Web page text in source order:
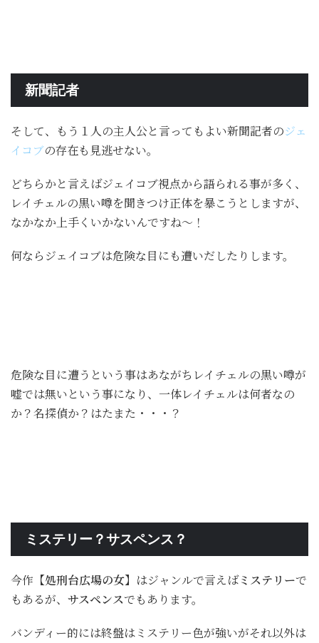
新聞記者
そして、もう１人の主人公と言ってもよい新聞記者のジェ
イコブの存在も見逃せない。
どちらかと言えばジェイコブ視点から語られる事が多く、
レイチェルの黒い噂を聞きつけ正体を暴こうとしますが、
なかなか上手くいかないんですね〜！
何ならジェイコブは危険な目にも遭いだしたりします。
危険な目に遭うという事はあながちレイチェルの黒い噂が
嘘では無いという事になり、一体レイチェルは何者なの
か？名探偵か？はたまた・・・？
ミステリー？サスペンス？
今作 【処刑台広場の女】 はジャンルで言えばミステリーで
もあるが、 サスペンスでもあります。
バンディー的には終盤はミステリー色が強いがそれ以外は